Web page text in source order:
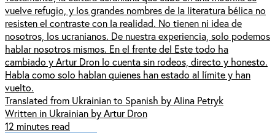
vuelve refugio, y los grandes nombres de la literatura bélica no
resisten el contraste con la realidad. No tienen ni idea de
nosotros, los ucranianos. De nuestra experiencia, solo podemos
hablar nosotros mismos. En el frente del Este todo ha
cambiado y Artur Dron lo cuenta sin rodeos, directo y honesto.
Habla como solo hablan quienes han estado al límite y han
vuelto.
Translated from Ukrainian to Spanish by Alina Petryk
Written in Ukrainian by Artur Dron
12 minutes read